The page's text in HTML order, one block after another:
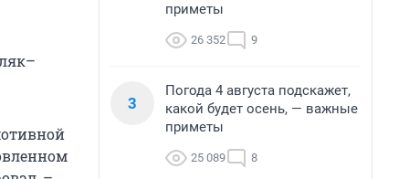
приметы
26 352 9
3
Погода 4 августа подскажет,
какой будет осень, — важные
приметы
25 089 8